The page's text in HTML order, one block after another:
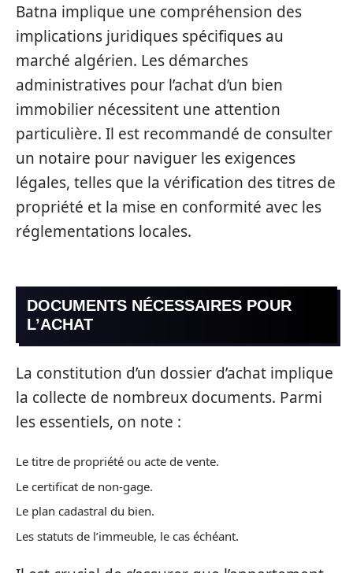
Batna implique une compréhension des
implications juridiques spécifiques au
marché algérien. Les démarches
administratives pour l’achat d’un bien
immobilier nécessitent une attention
particulière. Il est recommandé de consulter
un notaire pour naviguer les exigences
légales, telles que la vérification des titres de
propriété et la mise en conformité avec les
réglementations locales.
DOCUMENTS NÉCESSAIRES POUR
L’ACHAT
La constitution d’un dossier d’achat implique
la collecte de nombreux documents. Parmi
les essentiels, on note :
Le titre de propriété ou acte de vente.
Le certificat de non-gage.
Le plan cadastral du bien.
Les statuts de l’immeuble, le cas échéant.